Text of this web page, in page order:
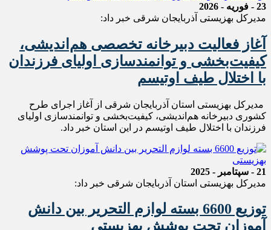
23 - فوریه - 2026
مدیرکل بهزیستی آذربایجان شرقی خبر داد:
آغاز فعالیت دبیرخانه تخصصی هم‌اندیشی،
کیفیت‌بخشی و توانمندسازی اولیای فرزندان
با اختلال طیف اوتیسم
مدیرکل بهزیستی استان آذربایجان شرقی از آغاز اجرای طرح
کشوری دبیرخانه هم‌اندیشی، کیفیت‌بخشی و توانمندسازی اولیای
فرزندان با اختلال طیف اوتیسم در این استان خبر داد.
21 - سپتامبر - 2025
مدیرکل بهزیستی استان آذربایجان شرقی خبر داد:
توزیع 6600 بسته لوازم التحریر بین دانش
آموزان تحت پوشش بهزیستی